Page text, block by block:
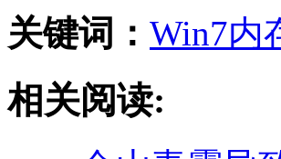
关键词： Win7内
相关阅读: